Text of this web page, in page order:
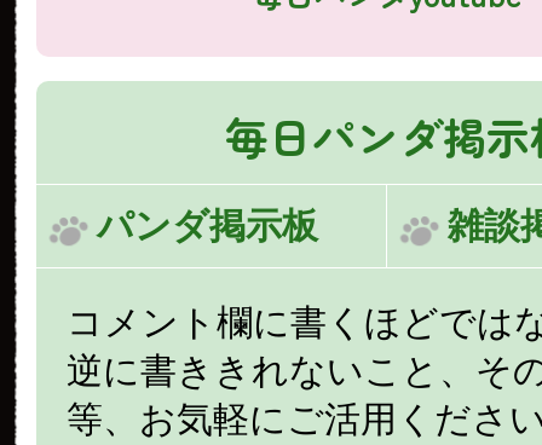
毎日パンダ掲
パンダ掲示板 雑談
コメント欄に書くほどでは
逆に書ききれないこと、そ
等、お気軽にご活用くださ